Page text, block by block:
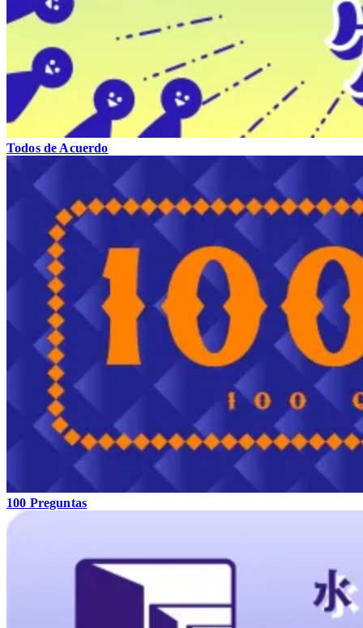
Todos de Acuerdo
100 Preguntas